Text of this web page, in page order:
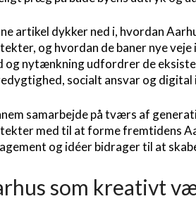
artikel dykker ned i, hvordan
og hvordan de baner nye
og nytænkning udfordrer de
socialt ansvar og digital
samarbejde på tværs af
med til at forme fremtidens
og idéer bidrager til at
som kreativt